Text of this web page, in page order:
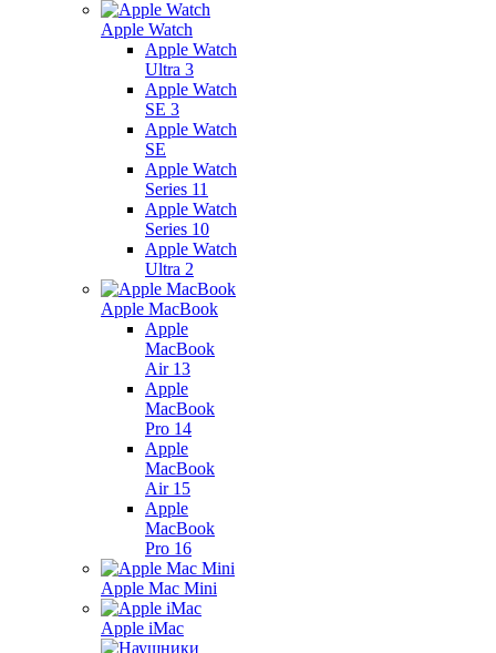
Apple Watch
Apple Watch
Ultra 3
Apple Watch
SE 3
Apple Watch
SE
Apple Watch
Series 11
Apple Watch
Series 10
Apple Watch
Ultra 2
Apple MacBook
Apple
MacBook
Air 13
Apple
MacBook
Pro 14
Apple
MacBook
Air 15
Apple
MacBook
Pro 16
Apple Mac Mini
Apple iMac